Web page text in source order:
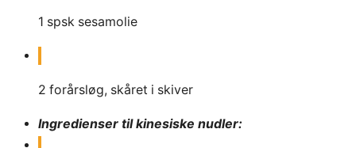
1 spsk sesamolie
2 forårsløg, skåret i skiver
Ingredienser til kinesiske nudler: